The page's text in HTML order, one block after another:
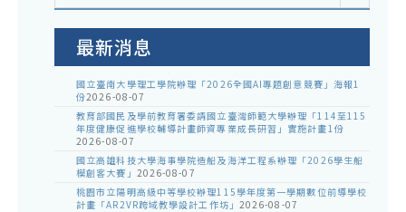
室
最新消息
國立臺南大學理工學院辦理「2026全國AI專題創意競賽」海報1
份2026-08-07
教育部國民及學前教育署委請國立臺灣師範大學辦理「114至115
年度健康促進學校輔導計畫師資專業成長研習」實施計畫1份
2026-08-07
國立高雄科技大學海事學院造船及海洋工程系辦理「2026學生船
模創客大賽」 2026-08-07
桃園市立陽明高級中等學校辦理115學年度第一學期數位前導學校
計畫「AR2VR跨域教學設計工作坊」 2026-08-07